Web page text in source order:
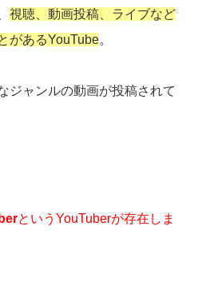
視聴、動画投稿、ライブなど
があるYouTube。
ジャンルの動画が投稿されて
というYouTuberが存在しま